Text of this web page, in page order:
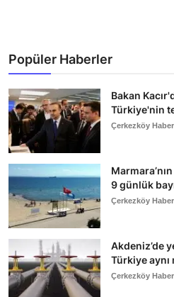
Popüler Haberler
Bakan
Türkiye'nin
Çerkezköy Haber
9 günlük
Çerkezköy Haber
Akdeniz’de
Türkiye aynı
Çerkezköy Haber